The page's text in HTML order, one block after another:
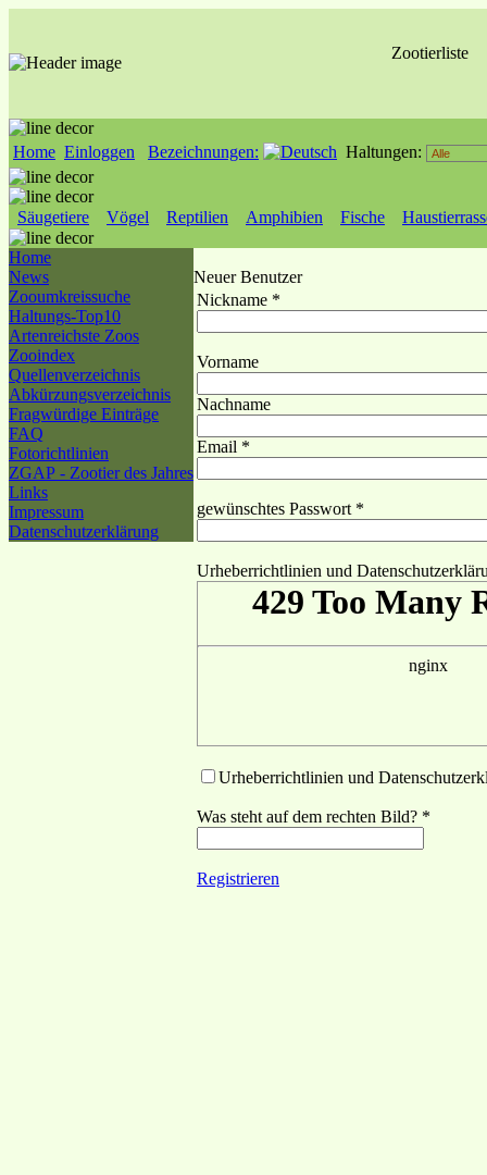
Zootierliste
Home Einloggen Bezeichnungen: Haltungen:
Säugetiere Vögel Reptilien Amphibien Fische
Home
News
Zooumkreissuche
Haltungs-Top10
Artenreichste Zoos
Zooindex
Quellenverzeichnis
Abkürzungsverzeichnis
Fragwürdige Einträge
FAQ
Fotorichtlinien
ZGAP - Zootier des Jahres
Links
Impressum
Datenschutzerklärung
Neuer Benutzer
Nickname *
Vorname
Nachname
Email *
gewünschtes Passwort *
Urheberrichtlinien und
Urheberrichtlinien und
Was steht auf dem rechten Bild? *
Registrieren